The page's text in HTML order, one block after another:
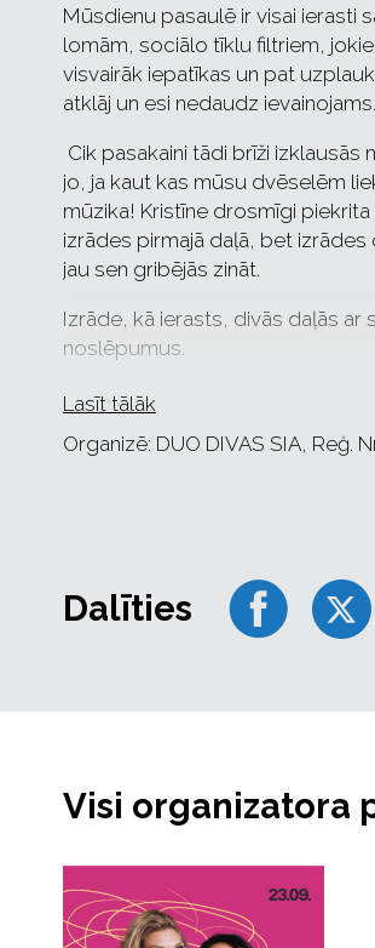
Mūsdienu pasaulē ir visai ierasti
lomām, sociālo tīklu filtriem,
visvairāk iepatīkas un pat
atklāj un esi nedaudz ievainojams.
Cik pasakaini tādi brīži izklausās
jo, ja kaut kas mūsu dvēselēm
mūzika! Kristīne drosmīgi
izrādes pirmajā daļā, bet
jau sen gribējās zināt.
Izrāde, kā ierasts, divās daļās
noslēpumus.
Lasīt tālāk
Organizē: DUO DIVAS SIA, Reģ.
Dalīties
Visi organizatora